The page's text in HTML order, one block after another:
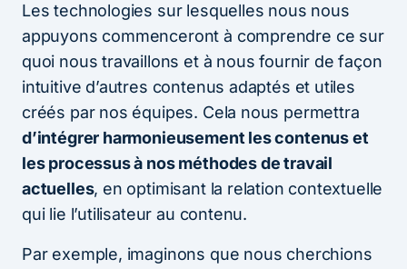
Les technologies sur lesquelles nous nous
appuyons commenceront à comprendre ce sur
quoi nous travaillons et à nous fournir de façon
intuitive d’autres contenus adaptés et utiles
créés par nos équipes. Cela nous permettra
d’intégrer harmonieusement les contenus et
les processus à nos méthodes de travail
actuelles, en optimisant la relation contextuelle
qui lie l’utilisateur au contenu.
Par exemple, imaginons que nous cherchions